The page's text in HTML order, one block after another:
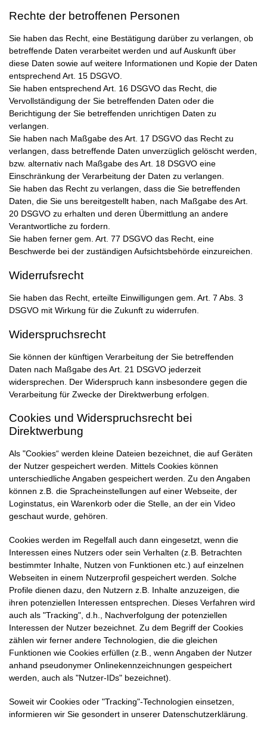
Rechte der betroffenen Personen
Sie haben das Recht, eine Bestätigung darüber zu verlangen, ob
betreffende Daten verarbeitet werden und auf Auskunft über
diese Daten sowie auf weitere Informationen und Kopie der Daten
entsprechend Art. 15 DSGVO.
Sie haben entsprechend Art. 16 DSGVO das Recht, die
Vervollständigung der Sie betreffenden Daten oder die
Berichtigung der Sie betreffenden unrichtigen Daten zu
verlangen.
Sie haben nach Maßgabe des Art. 17 DSGVO das Recht zu
verlangen, dass betreffende Daten unverzüglich gelöscht werden,
bzw. alternativ nach Maßgabe des Art. 18 DSGVO eine
Einschränkung der Verarbeitung der Daten zu verlangen.
Sie haben das Recht zu verlangen, dass die Sie betreffenden
Daten, die Sie uns bereitgestellt haben, nach Maßgabe des Art.
20 DSGVO zu erhalten und deren Übermittlung an andere
Verantwortliche zu fordern.
Sie haben ferner gem. Art. 77 DSGVO das Recht, eine
Beschwerde bei der zuständigen Aufsichtsbehörde einzureichen.
Widerrufsrecht
Sie haben das Recht, erteilte Einwilligungen gem. Art. 7 Abs. 3
DSGVO mit Wirkung für die Zukunft zu widerrufen.
Widerspruchsrecht
Sie können der künftigen Verarbeitung der Sie betreffenden
Daten nach Maßgabe des Art. 21 DSGVO jederzeit
widersprechen. Der Widerspruch kann insbesondere gegen die
Verarbeitung für Zwecke der Direktwerbung erfolgen.
Cookies und Widerspruchsrecht bei
Direktwerbung
Als "Cookies“ werden kleine Dateien bezeichnet, die auf Geräten
der Nutzer gespeichert werden. Mittels Cookies können
unterschiedliche Angaben gespeichert werden. Zu den Angaben
können z.B. die Spracheinstellungen auf einer Webseite, der
Loginstatus, ein Warenkorb oder die Stelle, an der ein Video
geschaut wurde, gehören.
Cookies werden im Regelfall auch dann eingesetzt, wenn die
Interessen eines Nutzers oder sein Verhalten (z.B. Betrachten
bestimmter Inhalte, Nutzen von Funktionen etc.) auf einzelnen
Webseiten in einem Nutzerprofil gespeichert werden. Solche
Profile dienen dazu, den Nutzern z.B. Inhalte anzuzeigen, die
ihren potenziellen Interessen entsprechen. Dieses Verfahren wird
auch als "Tracking", d.h., Nachverfolgung der potenziellen
Interessen der Nutzer bezeichnet. Zu dem Begriff der Cookies
zählen wir ferner andere Technologien, die die gleichen
Funktionen wie Cookies erfüllen (z.B., wenn Angaben der Nutzer
anhand pseudonymer Onlinekennzeichnungen gespeichert
werden, auch als "Nutzer-IDs" bezeichnet).
Soweit wir Cookies oder "Tracking"-Technologien einsetzen,
informieren wir Sie gesondert in unserer Datenschutzerklärung.